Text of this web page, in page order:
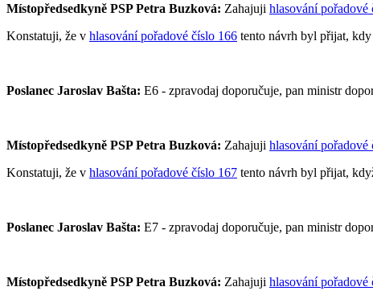
Místopředsedkyně PSP Petra Buzková: Zahajuji hlasování pořadové
Konstatuji, že v hlasování pořadové číslo 166 tento návrh byl přijat,
Poslanec Jaroslav Bašta: E6 - zpravodaj doporučuje, pan ministr
Místopředsedkyně PSP Petra Buzková: Zahajuji hlasování pořadové
Konstatuji, že v hlasování pořadové číslo 167 tento návrh byl přijat,
Poslanec Jaroslav Bašta: E7 - zpravodaj doporučuje, pan ministr
Místopředsedkyně PSP Petra Buzková: Zahajuji hlasování pořadové